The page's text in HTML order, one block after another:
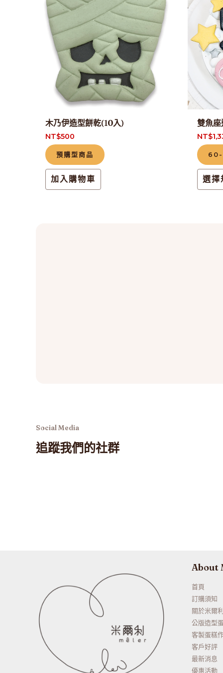
木乃伊造型餅乾(10入)
NT$500
預購型商品
加入購物車
雙魚
NT$
60-
選擇
Social Media
追蹤我們的社群
About
首頁
訂購須知
關於米爾
公版造型
客製蛋糕
客戶好評
最新消息
優惠活動